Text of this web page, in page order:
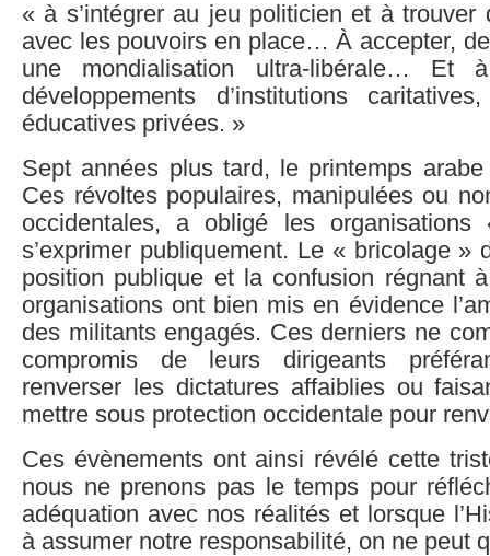
« à s’intégrer au jeu politicien et à trouver
avec les pouvoirs en place… À accepter,
une mondialisation ultra-libérale… Et
développements d’institutions
éducatives privées. »
Sept années plus tard, le printemps
Ces révoltes populaires, manipulées ou
occidentales, a obligé les
s’exprimer publiquement. Le « bricolage »
position publique et la confusion régnant
organisations ont bien mis en évidence
des militants engagés. Ces derniers ne
compromis de leurs dirigeants
renverser les dictatures affaiblies ou
mettre sous protection occidentale pour
Ces évènements ont ainsi révélé cette
nous ne prenons pas le temps pour
adéquation avec nos réalités et lorsque
à assumer notre responsabilité, on ne peut